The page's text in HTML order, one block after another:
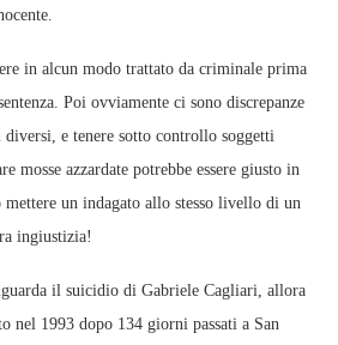
in alcun modo trattato da criminale prima
Poi ovviamente ci sono discrepanze
e tenere sotto controllo soggetti
mosse azzardate potrebbe essere giusto in
un indagato allo stesso livello di un
ingiustizia!
il suicidio di Gabriele Cagliari, allora
nel 1993 dopo 134 giorni passati a San